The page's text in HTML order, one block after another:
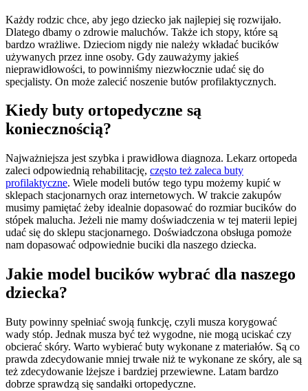
Każdy rodzic chce, aby jego dziecko jak najlepiej się rozwijało.
Dlatego dbamy o zdrowie maluchów. Także ich stopy, które są
bardzo wrażliwe. Dzieciom nigdy nie należy wkładać bucików
używanych przez inne osoby. Gdy zauważymy jakieś
nieprawidłowości, to powinniśmy niezwłocznie udać się do
specjalisty. On może zalecić noszenie butów profilaktycznych.
Kiedy buty ortopedyczne są
koniecznością?
Najważniejsza jest szybka i prawidłowa diagnoza. Lekarz ortopeda
zaleci odpowiednią rehabilitację, często też zaleca buty
profilaktyczne. Wiele modeli butów tego typu możemy kupić w
sklepach stacjonarnych oraz internetowych. W trakcie zakupów
musimy pamiętać żeby idealnie dopasować do rozmiar bucików do
stópek malucha. Jeżeli nie mamy doświadczenia w tej materii lepiej
udać się do sklepu stacjonarnego. Doświadczona obsługa pomoże
nam dopasować odpowiednie buciki dla naszego dziecka.
Jakie model bucików wybrać dla naszego
dziecka?
Buty powinny spełniać swoją funkcję, czyli musza korygować
wady stóp. Jednak musza być też wygodne, nie mogą uciskać czy
obcierać skóry. Warto wybierać buty wykonane z materiałów. Są co
prawda zdecydowanie mniej trwałe niż te wykonane ze skóry, ale są
też zdecydowanie lżejsze i bardziej przewiewne. Latam bardzo
dobrze sprawdzą się sandałki ortopedyczne.